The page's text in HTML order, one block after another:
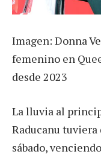
Imagen: Donna
femenino en
desde 2023
La lluvia al
Raducanu tuviera
sábado,